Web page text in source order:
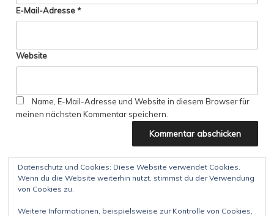
E-Mail-Adresse*
Website
Name, E-Mail-Adresse und Website in diesem Browser für
meinen nächsten Kommentar speichern.
Beitragsnavigation
Vorheriger
ZURÜCK
Datenschutz und Cookies: Diese Website verwendet Cookies.
Wenn du die Website weiterhin nutzt, stimmst du der Verwendung
von Cookies zu.
Weitere Informationen, beispielsweise zur Kontrolle von Cookies,